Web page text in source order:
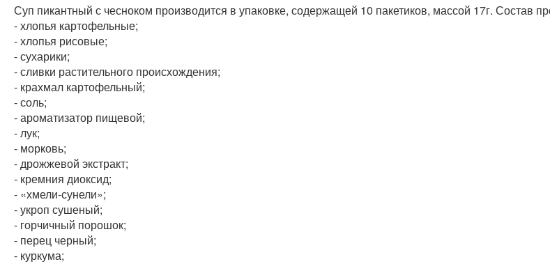
Суп пикантный с чесноком производится в упаковке, содержащей 10 пакетиков, массой 17г. Состав
- хлопья картофельные;
- хлопья рисовые;
- сухарики;
- сливки растительного происхождения;
- крахмал картофельный;
- соль;
- ароматизатор пищевой;
- лук;
- морковь;
- дрожжевой экстракт;
- кремния диоксид;
- «хмели-сунели»;
- укроп сушеный;
- горчичный порошок;
- перец черный;
- куркума;